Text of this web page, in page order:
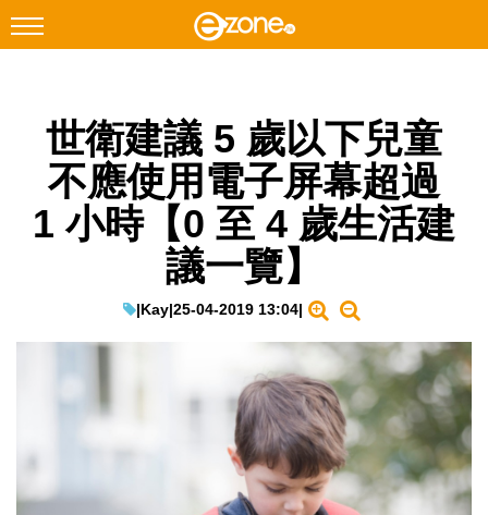
Facebook Instagram
科技焦點
網絡生活
EduTech
Enterprise Digital Transformation
世衛建議 5 歲以下兒童
不應使用電子屏幕超過
1 小時【0 至 4 歲生活建
議一覽】
|Kay|25-04-2019 13:04|